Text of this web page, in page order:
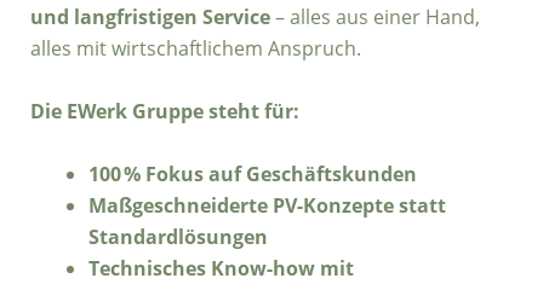
und langfristigen Service– alles aus einer Hand,
alles mit wirtschaftlichem Anspruch.
Die EWerk Gruppe steht für:
100 % Fokus auf Geschäftskunden
Maßgeschneiderte PV-Konzepte statt
Standardlösungen
Technisches Know-how mit